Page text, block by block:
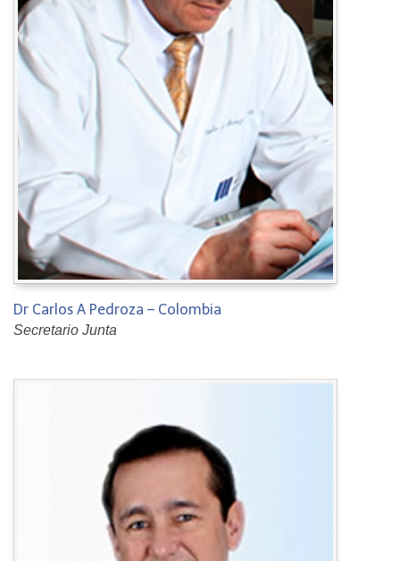
Dr Carlos A Pedroza – Colombia
Secretario Junta